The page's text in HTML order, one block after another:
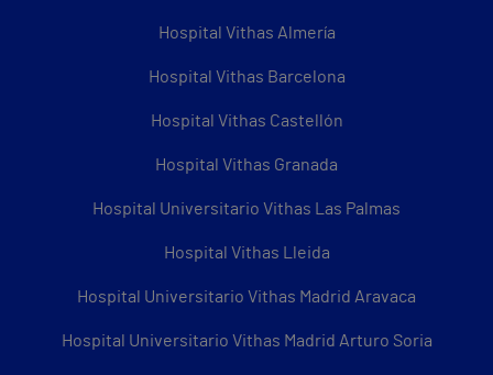
Hospital Vithas Almería
Hospital Vithas Barcelona
Hospital Vithas Castellón
Hospital Vithas Granada
Hospital Universitario Vithas Las Palmas
Hospital Vithas Lleida
Hospital Universitario Vithas Madrid Aravaca
Hospital Universitario Vithas Madrid Arturo Soria